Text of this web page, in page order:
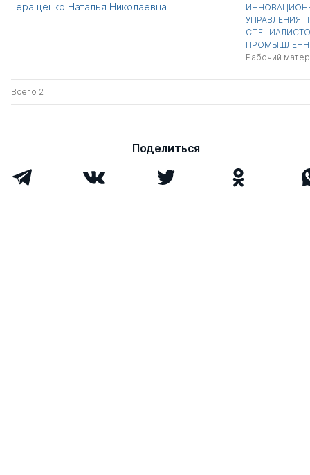
Геращенко Наталья Николаевна
УПРАВЛЕНИЯ
Рабочий
Всего 2
Поделиться